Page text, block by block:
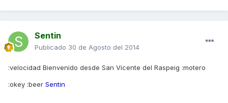
Sentin
Publicado 30 de Agosto del 2014
:velocidad Bienvenido desde San Vicente del Raspeig :motero
:okey :beer Sentin